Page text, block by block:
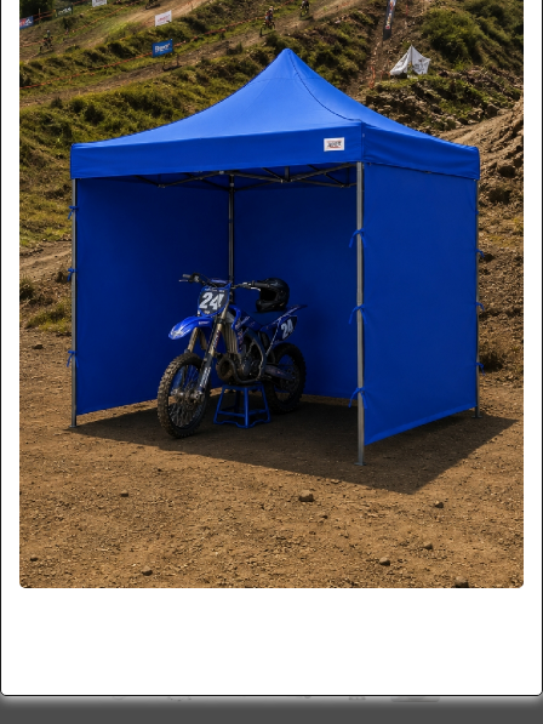
home /catálogo de productos/carros de aluminio/carros plegables tipo yegua/ carro
aluminio bandeja plegable 200 kg
*imagen referencial